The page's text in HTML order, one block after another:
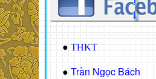
● THKT
● Trần Ngọc Bách